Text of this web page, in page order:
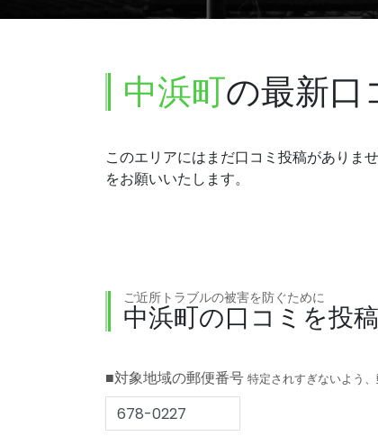
中浜町の最新口
このエリアにはまだ口コミ投稿がありま
をお願いいたします。
ご近所トラブルの被害を防ぐために
中浜町の口コミを投
■対象地域の郵便番号 特定されすぎないよう